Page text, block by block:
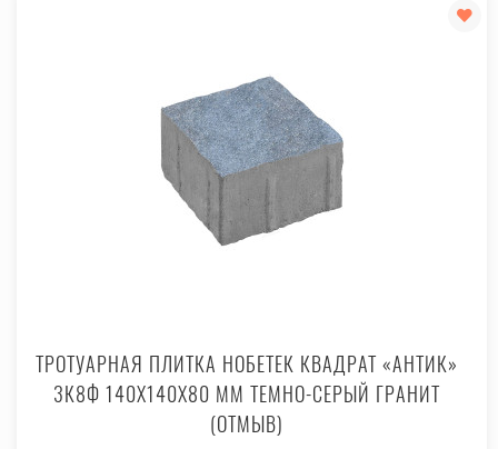
ТРОТУАРНАЯ ПЛИТКА НОБЕТЕК КВАДРАТ «АНТИК»
3К8Ф 140X140X80 ММ ТЕМНО-СЕРЫЙ ГРАНИТ
(ОТМЫВ)